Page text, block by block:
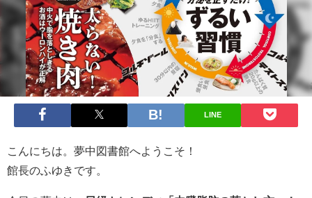
LINE
こんにちは。夢中図書館へようこそ！
館長のふゆきです。